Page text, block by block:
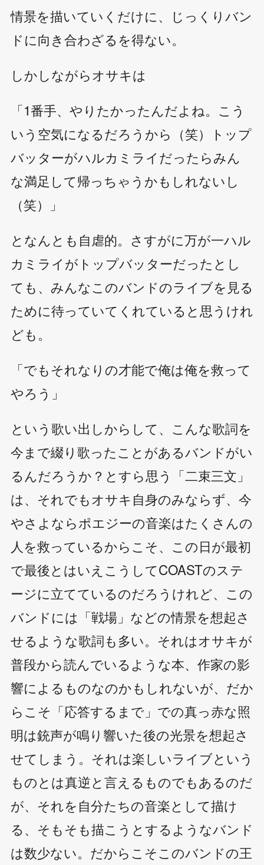
情景を描いていくだけに、じっくりバン
ドに向き合わざるを得ない。
しかしながらオサキは
「1番手、やりたかったんだよね。こう
いう空気になるだろうから（笑）トップ
バッターがハルカミライだったらみん
な満足して帰っちゃうかもしれないし
（笑）」
となんとも自虐的。さすがに万が一ハル
カミライがトップバッターだったとし
ても、みんなこのバンドのライブを見る
ために待っていてくれていると思うけれ
ども。
「でもそれなりの才能で俺は俺を救って
やろう」
という歌い出しからして、こんな歌詞を
今まで綴り歌ったことがあるバンドがい
るんだろうか？とすら思う「二束三文」
は、それでもオサキ自身のみならず、今
やさよならポエジーの音楽はたくさんの
人を救っているからこそ、この日が最初
で最後とはいえこうしてCOASTのステ
ージに立てているのだろうけれど、この
バンドには「戦場」などの情景を想起さ
せるような歌詞も多い。それはオサキが
普段から読んでいるような本、作家の影
響によるものなのかもしれないが、だか
らこそ「応答するまで」での真っ赤な照
明は銃声が鳴り響いた後の光景を想起さ
せてしまう。それは楽しいライブという
ものとは真逆と言えるものでもあるのだ
が、それを自分たちの音楽として描け
る、そもそも描こうとするようなバンド
は数少ない。だからこそこのバンドの王